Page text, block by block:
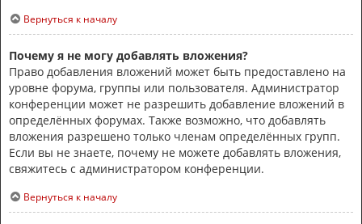
Вернуться к началу
Почему я не могу добавлять вложения?
Право добавления вложений может быть предоставлено на
уровне форума, группы или пользователя. Администратор
конференции может не разрешить добавление вложений в
определённых форумах. Также возможно, что добавлять
вложения разрешено только членам определённых групп.
Если вы не знаете, почему не можете добавлять вложения,
свяжитесь с администратором конференции.
Вернуться к началу